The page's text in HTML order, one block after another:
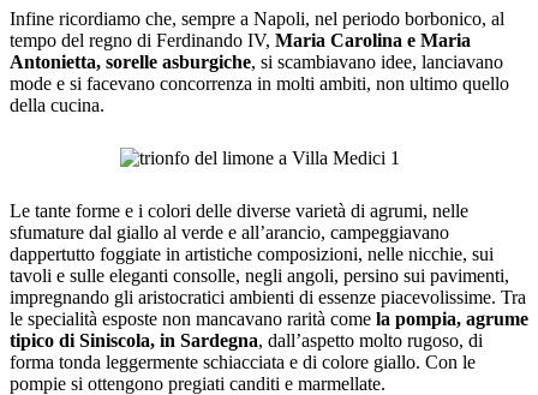
Infine ricordiamo che, sempre a Napoli, nel periodo borbonico, al
tempo del regno di Ferdinando IV, Maria Carolina e Maria
Antonietta, sorelle asburgiche, si scambiavano idee, lanciavano
mode e si facevano concorrenza in molti ambiti, non ultimo quello
della cucina.
Le tante forme e i colori delle diverse varietà di agrumi, nelle
sfumature dal giallo al verde e all’arancio, campeggiavano
dappertutto foggiate in artistiche composizioni, nelle nicchie, sui
tavoli e sulle eleganti consolle, negli angoli, persino sui pavimenti,
impregnando gli aristocratici ambienti di essenze piacevolissime. Tra
le specialità esposte non mancavano rarità come la pompia, agrume
tipico di Siniscola, in Sardegna, dall’aspetto molto rugoso, di
forma tonda leggermente schiacciata e di colore giallo. Con le
pompie si ottengono pregiati canditi e marmellate.